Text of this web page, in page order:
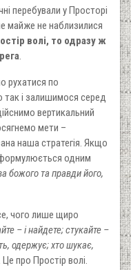
перебували у Просторі
майже не наблизилися
волі, то одразу ж
.
рухатися по
так і залишимося серед
вертикальний
мети –
наша стратегія. Якщо
одним
божого та правди його,
чого лише щиро
–і найдете; стукайте –
одержує; хто шукає,
Це про Простір волі.